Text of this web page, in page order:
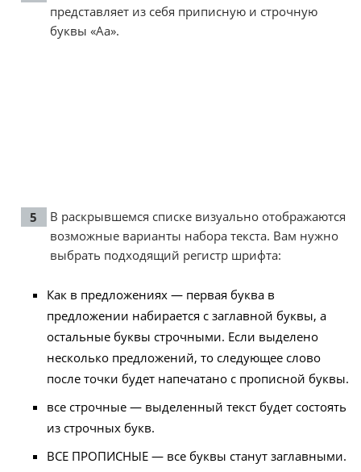
представляет из себя приписную и строчную
буквы «Аа».
В раскрывшемся списке визуально отображаются
возможные варианты набора текста. Вам нужно
выбрать подходящий регистр шрифта:
Как в предложениях — первая буква в
предложении набирается с заглавной буквы, а
остальные буквы строчными. Если выделено
несколько предложений, то следующее слово
после точки будет напечатано с прописной буквы.
все строчные — выделенный текст будет состоять
из строчных букв.
ВСЕ ПРОПИСНЫЕ — все буквы станут заглавными.